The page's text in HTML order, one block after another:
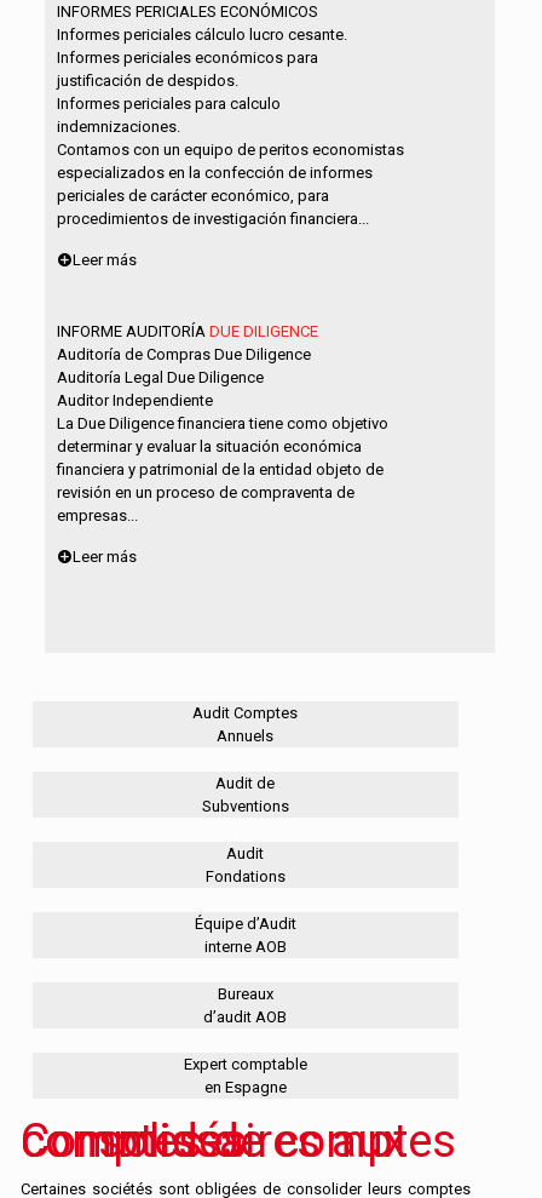
INFORMES PERICIALES ECONÓMICOS
Informes periciales cálculo lucro cesante.
Informes periciales económicos para
justificación de despidos.
Informes periciales para calculo
indemnizaciones.
Contamos con un equipo de peritos economistas
especializados en la confección de informes
periciales de carácter económico, para
procedimientos de investigación financiera...
Leer más
INFORME AUDITORÍA DUE DILIGENCE
Auditoría de Compras Due Diligence
Auditoría Legal Due Diligence
Auditor Independiente
La Due Diligence financiera tiene como objetivo
determinar y evaluar la situación económica
financiera y patrimonial de la entidad objeto de
revisión en un proceso de compraventa de
empresas...
Leer más
Audit Comptes
Annuels
Audit de
Subventions
Audit
Fondations
Équipe d’Audit
interne AOB
Bureaux
d’audit AOB
Expert comptable
en Espagne
Commissaires aux comptes de comptes consolidés
Certaines sociétés sont obligées de consolider leurs comptes